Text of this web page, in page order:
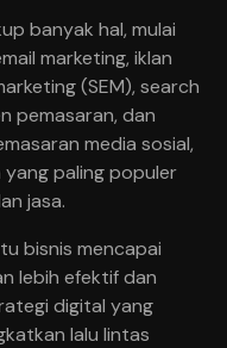
banyak hal, mulai
marketing, iklan
(SEM), search
pemasaran, dan
media sosial,
paling populer
jasa.
bisnis mencapai
lebih efektif dan
digital yang
lalu lintas